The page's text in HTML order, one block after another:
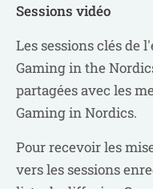
Sessions vidéo
Les sessions clés de
Gaming in the
partagées avec les
Gaming in Nordics.
Pour recevoir les
vers les sessions